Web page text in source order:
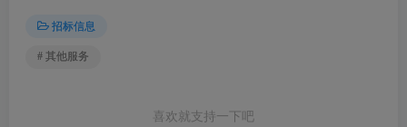
招标信息
# 其他服务
喜欢就支持一下吧